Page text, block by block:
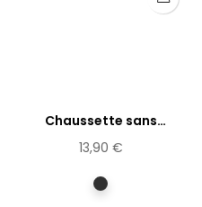
Chaussette sans
élastique...
13,90 €
anthracite